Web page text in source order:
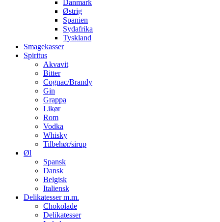
Danmark
Østrig
Spanien
Sydafrika
Tyskland
Smagekasser
Spiritus
Akvavit
Bitter
Cognac/Brandy
Gin
Grappa
Likør
Rom
Vodka
Whisky
Tilbehør/sirup
Øl
Spansk
Dansk
Belgisk
Italiensk
Delikatesser m.m.
Chokolade
Delikatesser